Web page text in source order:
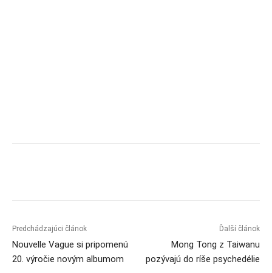
Predchádzajúci článok
Nouvelle Vague si pripomenú
20. výročie novým albumom
Ďalší článok
Mong Tong z Taiwanu
pozývajú do ríše psychedélie